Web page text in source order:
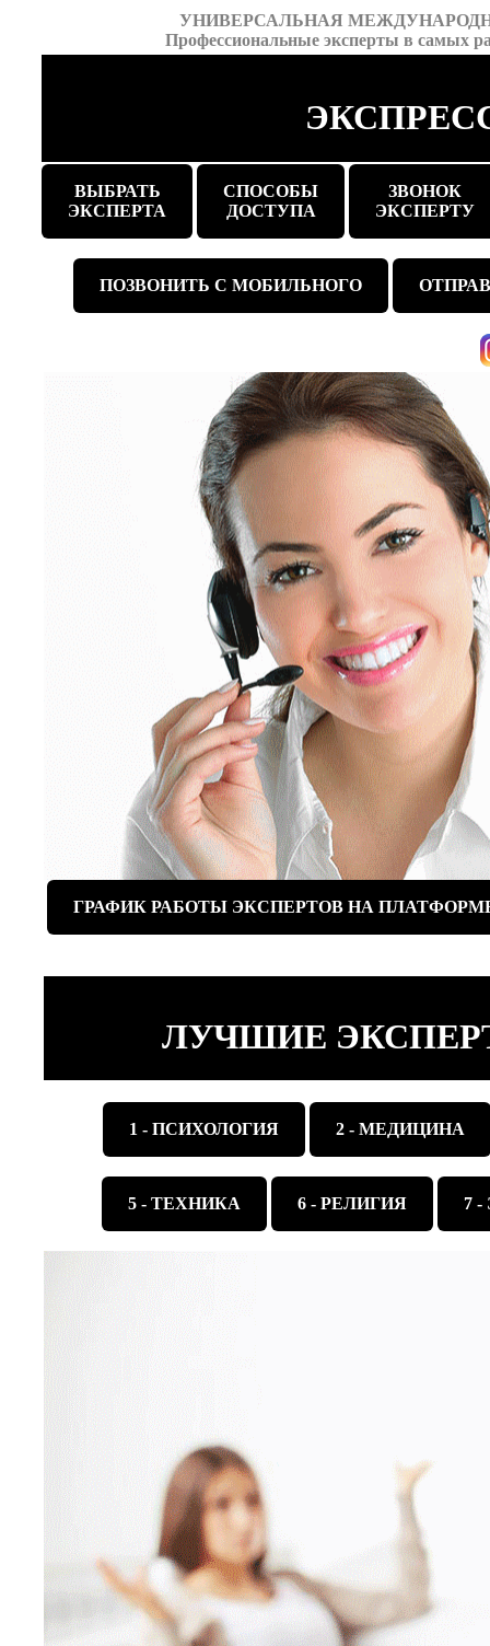
УНИВЕРСАЛЬНАЯ
Профессиональные эксперты в самых
ВЫБРАТЬ
ЭКСПЕРТА
СПОСОБЫ
ДОСТУПА
ЗВОНОК
ЭКСПЕРТУ
ПОЗВОНИТЬ С МОБИЛЬНОГО
ГРАФИК РАБОТЫ ЭКСПЕРТОВ НА
ЛУЧШИЕ
1 - ПСИХОЛОГИЯ 2 - МЕДИЦИНА
5 - ТЕХНИКА 6 - РЕЛИГИЯ 7